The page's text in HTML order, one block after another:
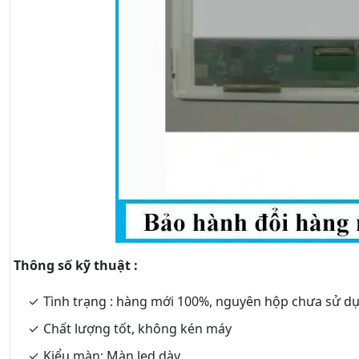
Thông số kỹ thuật :
Tình trạng : hàng mới 100%, nguyên hộp chưa sử
Chất lượng tốt, không kén máy